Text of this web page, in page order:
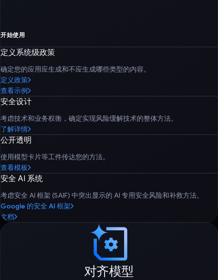
开始使用
定义系统级政策
确定您的应用应生成和不应生成哪些类型的内容。
定义政策
查看示例
安全设计
考虑技术和业务权衡，确定实现风险缓解技术的整体方法。
了解详情
公开透明
使用模型卡片等工件传达您的方法。
查看模板
安全 AI 系统
考虑安全 AI 框架 (SAIF) 中突出显示的 AI 专用安全风险和补救方法。
Google 的安全 AI 框架
文档
对齐模型